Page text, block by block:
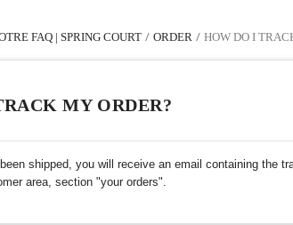
FAQ | SPRING COURT ORDER HOW DO I
MY ORDER?
shipped, you will receive an email containing the
area, section "your orders".